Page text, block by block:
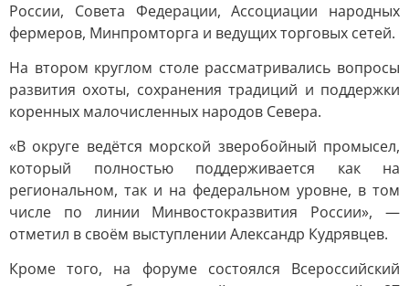
России, Совета Федерации, Ассоциации народных
фермеров, Минпромторга и ведущих торговых сетей.
На втором круглом столе рассматривались вопросы
развития охоты, сохранения традиций и поддержки
коренных малочисленных народов Севера.
«В округе ведётся морской зверобойный промысел,
который полностью поддерживается как на
региональном, так и на федеральном уровне, в том
числе по линии Минвостокразвития России», —
отметил в своём выступлении Александр Кудрявцев.
Кроме того, на форуме состоялся Всероссийский